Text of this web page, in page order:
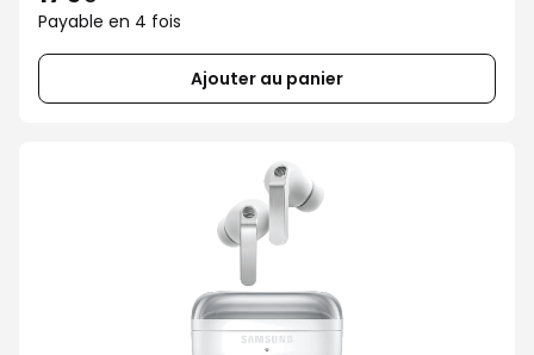
Payable en 4 fois
Ajouter au panier